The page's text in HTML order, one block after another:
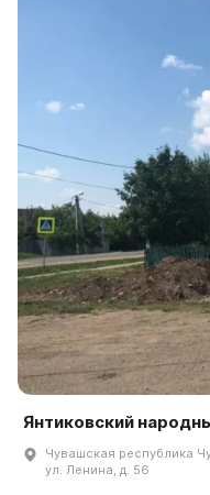
Янтиковский
Чувашская республика
ул. Ленина, д. 56